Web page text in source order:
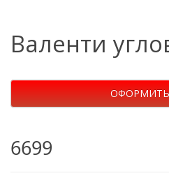
Валенти
ОФОРМИТЬ
6699